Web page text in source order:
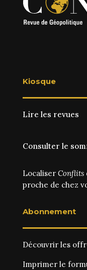
Kiosque
Lire les revues
Consulter le
Localiser Conflits
proche de chez
Abonnement
Découvrir les
Imprimer le